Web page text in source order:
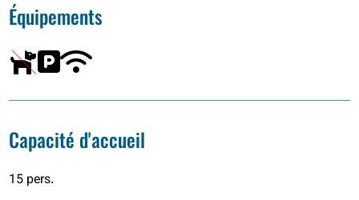
Équipements
Capacité d'accueil
15 pers.